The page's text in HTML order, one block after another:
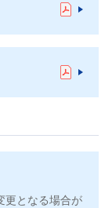
更となる場合が